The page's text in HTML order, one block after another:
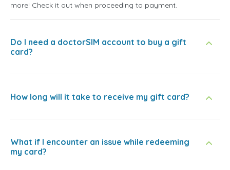
more! Check it out when proceeding to payment.
Do I need a doctorSIM account to buy a gift
card?
How long will it take to receive my gift card?
What if I encounter an issue while redeeming
my card?